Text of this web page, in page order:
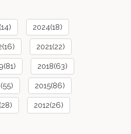
2024(18)
2021(22)
2018(63)
2015(86)
2012(26)